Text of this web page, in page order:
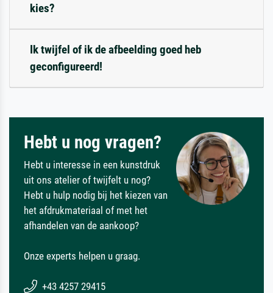
kies?
Ik twijfel of ik de afbeelding goed heb
geconfigureerd!
Hebt u nog vragen?
Hebt u interesse in een kunstdruk
uit ons atelier of twijfelt u nog?
Hebt u hulp nodig bij het kiezen van
het afdrukmateriaal of met het
afhandelen van de aankoop?
Onze experts helpen u graag.
+43 4257 29415